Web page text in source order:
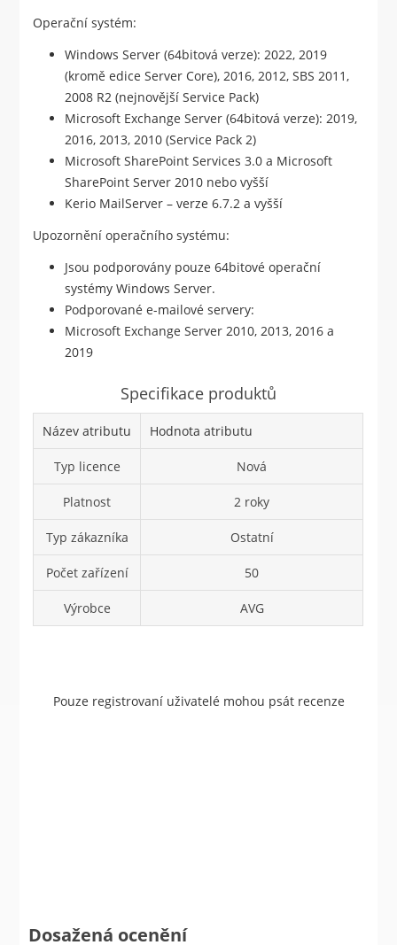
Operační systém:
Windows Server (64bitová verze): 2022, 2019
(kromě edice Server Core), 2016, 2012, SBS 2011,
2008 R2 (nejnovější Service Pack)
Microsoft Exchange Server (64bitová verze): 2019,
2016, 2013, 2010 (Service Pack 2)
Microsoft SharePoint Services 3.0 a Microsoft
SharePoint Server 2010 nebo vyšší
Kerio MailServer – verze 6.7.2 a vyšší
Upozornění operačního systému:
Jsou podporovány pouze 64bitové operační
systémy Windows Server.
Podporované e-mailové servery:
Microsoft Exchange Server 2010, 2013, 2016 a
2019
Specifikace produktů
Název atributu Hodnota atributu
Typ licence Nová
Platnost 2 roky
Typ zákazníka Ostatní
Počet zařízení 50
Výrobce AVG
Pouze registrovaní uživatelé mohou psát recenze
Dosažená ocenění